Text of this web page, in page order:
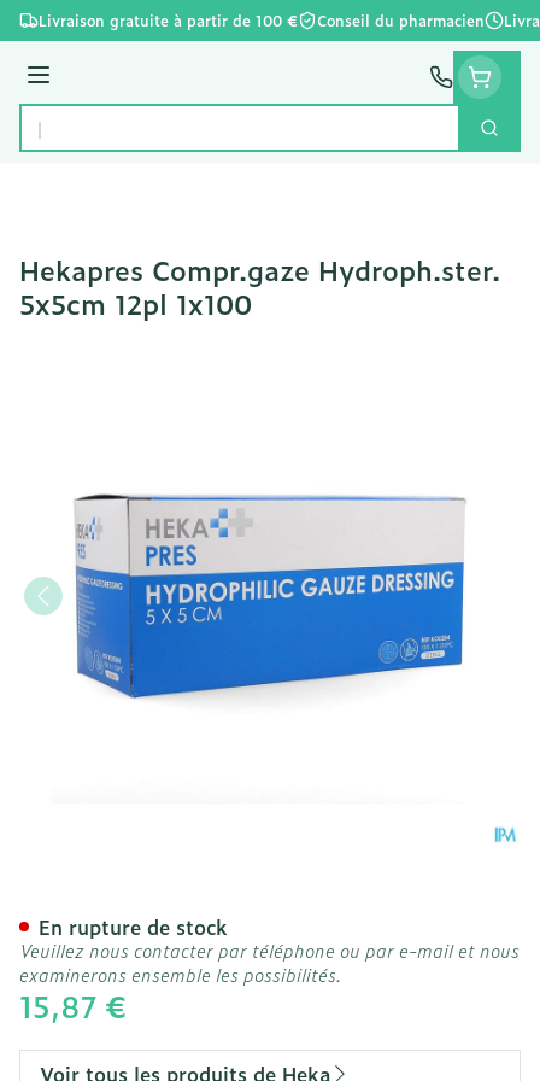
Aller au contenu
Livraison gratuite à partir de 100 € Conseil du pharmacien
Menu
Rechercher
Hekapres Compr.gaze Hydroph.ster.
5x5cm 12pl 1x100
15,87 €
En rupture de stock
Veuillez nous contacter par téléphone ou par e-mail et nous
examinerons ensemble les possibilités.
Voir tous les produits de Heka